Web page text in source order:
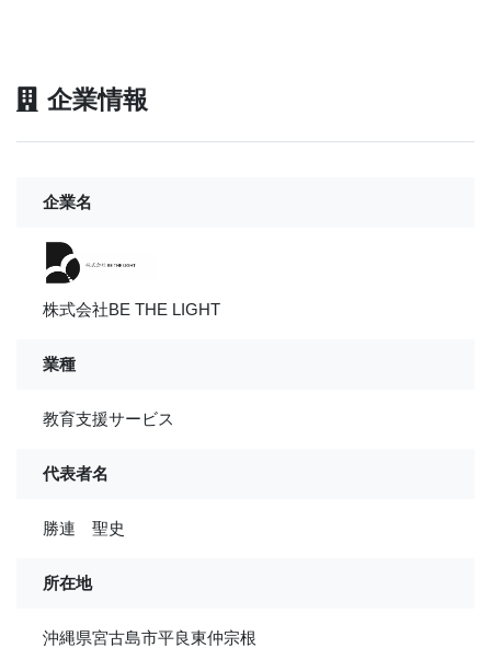
企業情報
企業名
株式会社BE THE LIGHT
業種
教育支援サービス
代表者名
勝連 聖史
所在地
沖縄県宮古島市平良東仲宗根